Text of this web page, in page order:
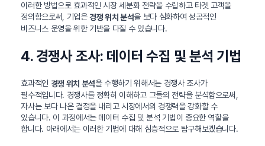
이러한 방법으로 효과적인 시장 세분화 전략을 수립하고 타겟 고객을
정의함으로써, 기업은경쟁 위치 분석을 보다 심화하여 성공적인
비즈니스 운영을 위한 기반을 다질 수 있습니다.
4. 경쟁사 조사: 데이터 수집 및 분석 기법
효과적인 경쟁 위치 분석을 수행하기 위해서는 경쟁사 조사가
필수적입니다. 경쟁사를 정확히 이해하고 그들의 전략을 분석함으로써,
자사는 보다 나은 결정을 내리고 시장에서의 경쟁력을 강화할 수
있습니다. 이 과정에서는 데이터 수집 및 분석 기법이 중요한 역할을
합니다. 아래에서는 이러한 기법에 대해 심층적으로 탐구해보겠습니다.